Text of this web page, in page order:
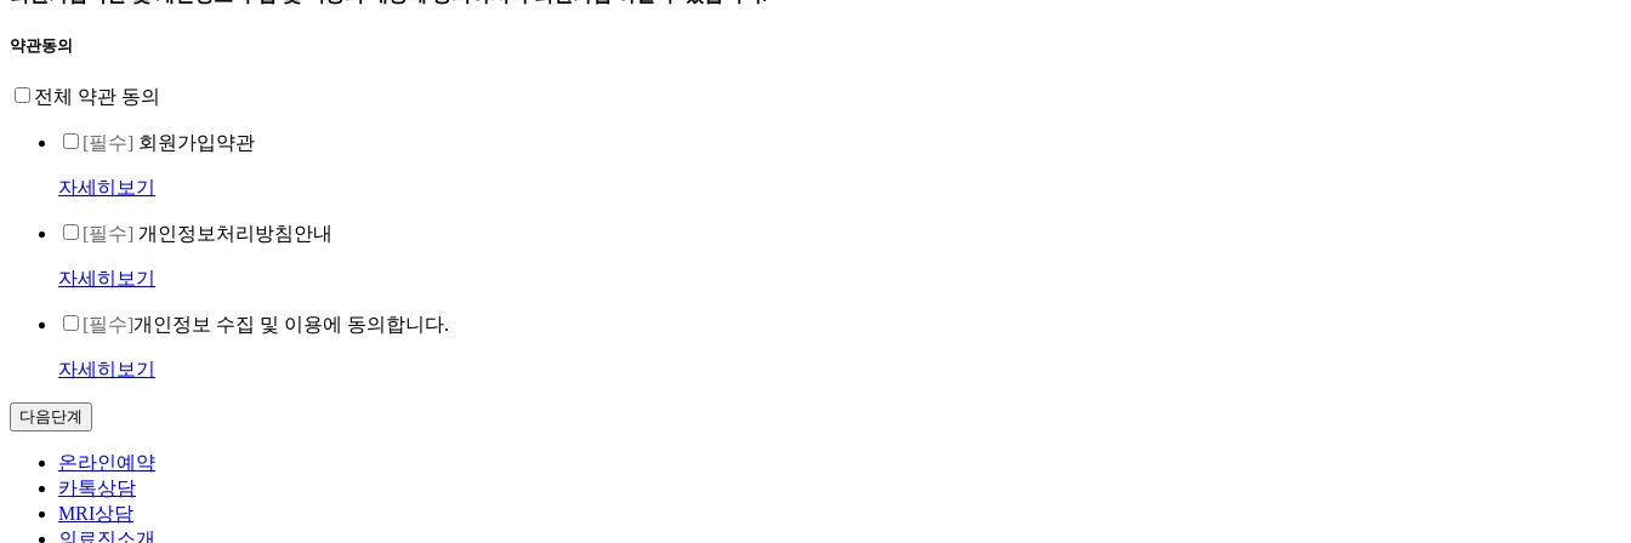
약관동의
전체 약관 동의
[필수] 회원가입약관
자세히보기
[필수] 개인정보처리방침안내
자세히보기
[필수]개인정보 수집 및 이용에 동의합니다.
자세히보기
다음단계
온라인예약
카톡상담
MRI상담